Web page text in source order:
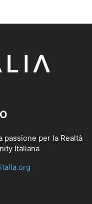
passione per la Realtà
Italiana